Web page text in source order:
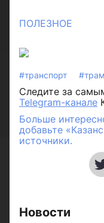
ПОЛЕЗНОЕ
#транспорт
Следите за
Telegram-канале
Больше
добавьте
источники.
Новости